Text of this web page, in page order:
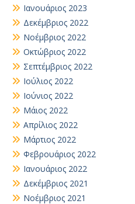
Ιανουάριος 2023
Δεκέμβριος 2022
Νοέμβριος 2022
Οκτώβριος 2022
Σεπτέμβριος 2022
Ιούλιος 2022
Ιούνιος 2022
Μάιος 2022
Απρίλιος 2022
Μάρτιος 2022
Φεβρουάριος 2022
Ιανουάριος 2022
Δεκέμβριος 2021
Νοέμβριος 2021